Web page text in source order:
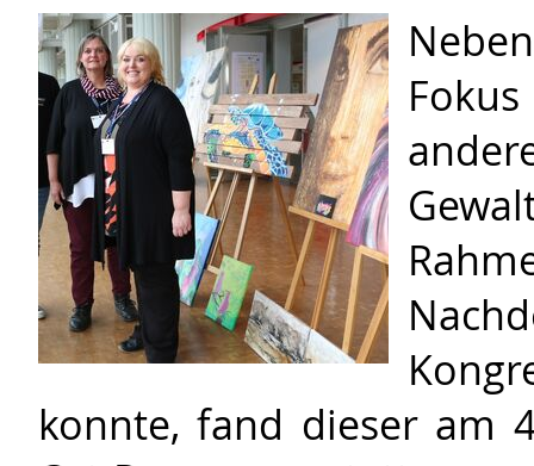
konnte, fand dieser am